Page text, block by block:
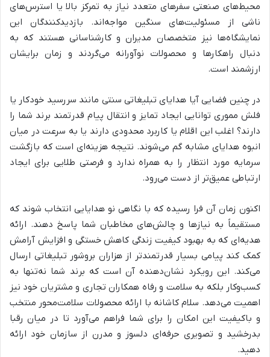
محیط‌های صنعتی سفرهای متعدد نیاز به تمرکز بالا یا استرس‌های
ناشی از مسئولیت‌های سنگین مواجه‌اند. بازدیدکنندگان این
نمایشگاه‌ها نیز متخصصان مدیران و کارشناسانی هستند که به
دنبال راهکارها و محصولات نوآورانه می‌گردند و زمان برایشان
ارزشمند است.
در چنین فضایی آیا هدایای تبلیغاتی سنتی مانند سررسید خودکار یا
فلش مموری توانایی ایجاد تمایز و انتقال پیام قدرتمند برند شما را
دارند؟ اغلب این اقلام یا کاربرد محدودی دارند یا به سرعت در میان
انبوه هدایای مشابه گم می‌شوند. نتیجه هزینه‌ای است که بازگشت
سرمایه مورد انتظار را به همراه ندارد و فرصتی طلایی برای ایجاد
ارتباطی عمیق‌تر از دست می‌رود.
اکنون زمان آن فرا رسیده که با نگاهی نو هدایایی انتخاب شوند که
مستقیماً به نیازها و چالش‌های مخاطبان شما پاسخ دهند. ارائه
هدیه‌ای که به بهبود کیفیت زندگی کاهش خستگی و افزایش آرامش
کمک کند پیامی بسیار قدرتمندتر از هزاران بروشور تبلیغاتی ارسال
می‌کند. این رویکرد نشان‌دهنده آن است که برند شما نه‌تنها به
کسب‌وکار بلکه به سلامت و رفاه همکاران تجاری و مشتریان خود نیز
اهمیت می‌دهد. سلام کاشانه با ارائه محصولات سلامت‌محور منتخب
و باکیفیت این امکان را برای شما فراهم می‌آورد تا در میان رقبا
بدرخشید و تصویری حرفه‌ای دلسوز و مدرن از سازمان خود ارائه
دهید.